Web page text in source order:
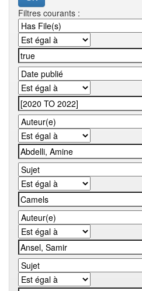
Filtres courants :